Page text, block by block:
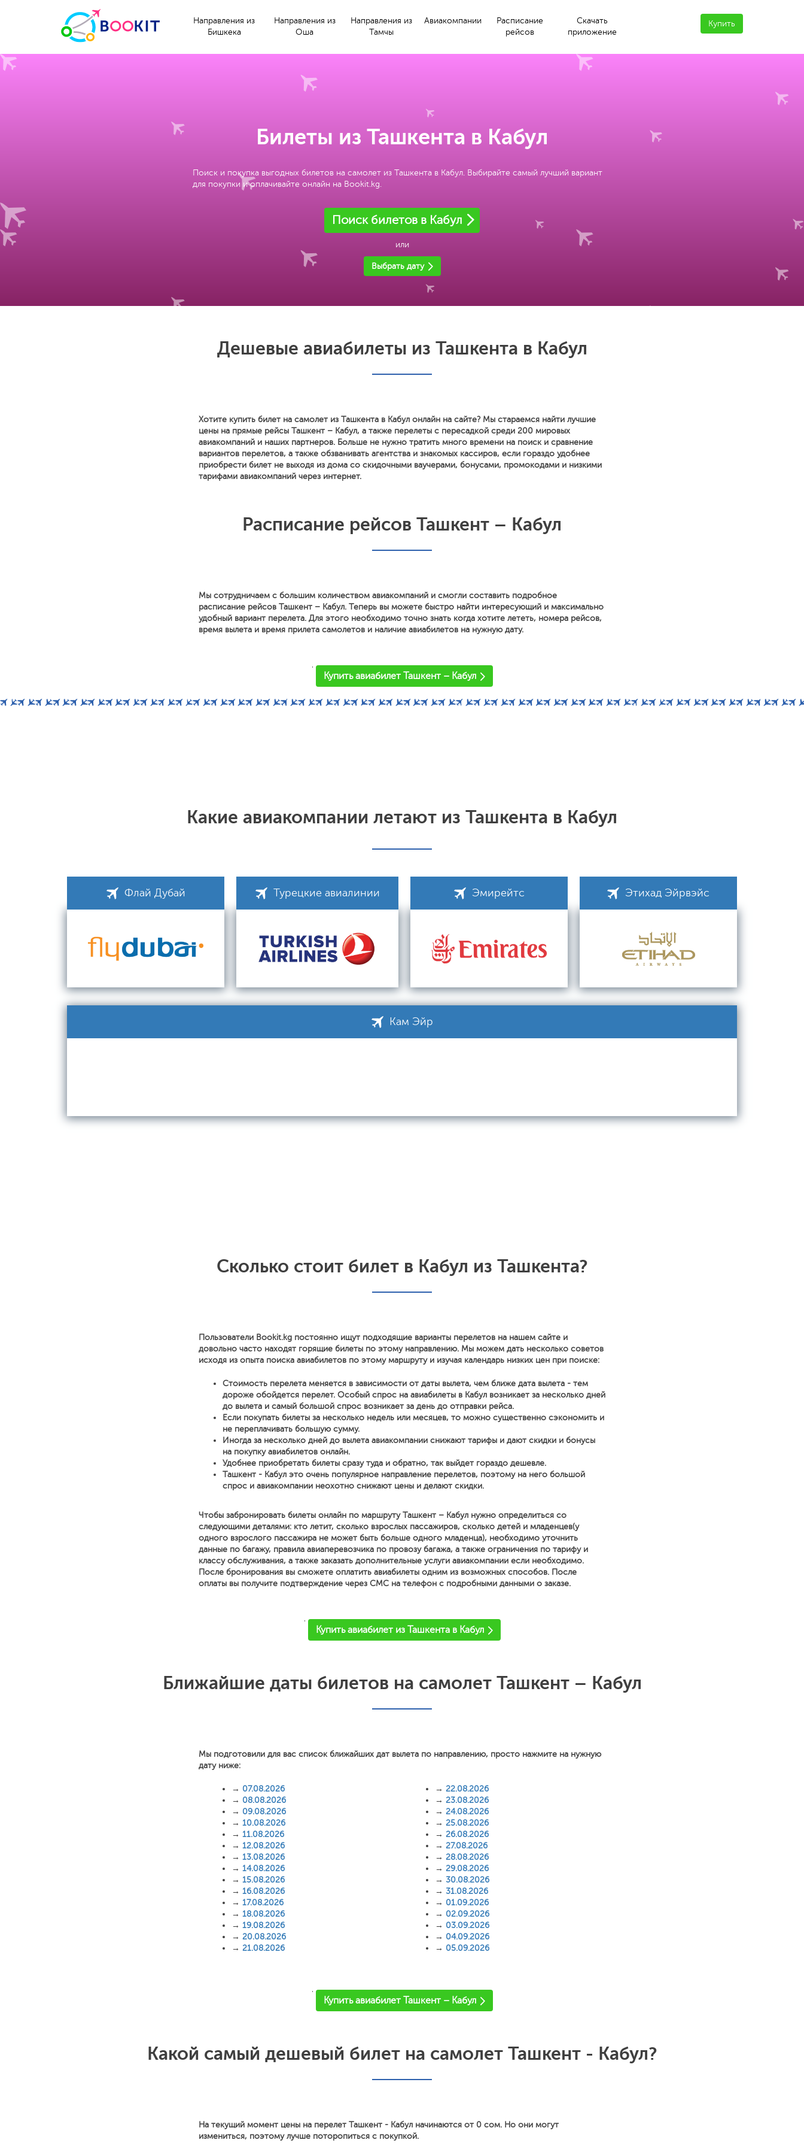
Направления из
Бишкека
Направления из
Оша
Направления из
Тамчы
Авиакомпании
Расписание
рейсов
Скачать
приложение
Купить
Билеты из Ташкента в Кабул
Поиск и покупка выгодных билетов на самолет из Ташкента в Кабул. Выбирайте самый лучший вариант
для покупки и оплачивайте онлайн на Bookit.kg.
Поиск билетов в Кабул
или
Выбрать дату
Дешевые авиабилеты из Ташкента в Кабул
Хотите купить билет на самолет из Ташкента в Кабул онлайн на сайте? Мы стараемся найти лучшие
цены на прямые рейсы Ташкент – Кабул, а также перелеты с пересадкой среди 200 мировых
авиакомпаний и наших партнеров. Больше не нужно тратить много времени на поиск и сравнение
вариантов перелетов, а также обзванивать агентства и знакомых кассиров, если гораздо удобнее
приобрести билет не выходя из дома со скидочными ваучерами, бонусами, промокодами и низкими
тарифами авиакомпаний через интернет.
Расписание рейсов Ташкент – Кабул
Мы сотрудничаем с большим количеством авиакомпаний и смогли составить подробное
расписание рейсов Ташкент – Кабул. Теперь вы можете быстро найти интересующий и максимально
удобный вариант перелета. Для этого необходимо точно знать когда хотите лететь, номера рейсов,
время вылета и время прилета самолетов и наличие авиабилетов на нужную дату.
'
Купить авиабилет Ташкент – Кабул
Какие авиакомпании летают из Ташкента в Кабул
Флай Дубай Турецкие авиалинии Эмирейтс Этихад Эйрвэйс
Кам Эйр
Сколько стоит билет в Кабул из Ташкента?
Пользователи Bookit.kg постоянно ищут подходящие варианты перелетов на нашем сайте и
довольно часто находят горящие билеты по этому направлению. Мы можем дать несколько советов
исходя из опыта поиска авиабилетов по этому маршруту и изучая календарь низких цен при поиске:
Стоимость перелета меняется в зависимости от даты вылета, чем ближе дата вылета - тем
дороже обойдется перелет. Особый спрос на авиабилеты в Кабул возникает за несколько дней
до вылета и самый большой спрос возникает за день до отправки рейса.
Если покупать билеты за несколько недель или месяцев, то можно существенно сэкономить и
не переплачивать большую сумму.
Иногда за несколько дней до вылета авиакомпании снижают тарифы и дают скидки и бонусы
на покупку авиабилетов онлайн.
Удобнее приобретать билеты сразу туда и обратно, так выйдет гораздо дешевле.
Ташкент - Кабул это очень популярное направление перелетов, поэтому на него большой
спрос и авиакомпании неохотно снижают цены и делают скидки.
Чтобы забронировать билеты онлайн по маршруту Ташкент – Кабул нужно определиться со
следующими деталями: кто летит, сколько взрослых пассажиров, сколько детей и младенцев(у
одного взрослого пассажира не может быть больше одного младенца), необходимо уточнить
данные по багажу, правила авиаперевозчика по провозу багажа, а также ограничения по тарифу и
классу обслуживания, а также заказать дополнительные услуги авиакомпании если необходимо.
После бронирования вы сможете оплатить авиабилеты одним из возможных способов. После
оплаты вы получите подтверждение через СМС на телефон с подробными данными о заказе.
'
Купить авиабилет из Ташкента в Кабул
Ближайшие даты билетов на самолет Ташкент – Кабул
Мы подготовили для вас список ближайших дат вылета по направлению, просто нажмите на нужную
дату ниже:
→ 07.08.2026
→ 08.08.2026
→ 09.08.2026
→ 10.08.2026
→ 11.08.2026
→ 12.08.2026
→ 13.08.2026
→ 14.08.2026
→ 15.08.2026
→ 16.08.2026
→ 17.08.2026
→ 18.08.2026
→ 19.08.2026
→ 20.08.2026
→ 21.08.2026
→ 22.08.2026
→ 23.08.2026
→ 24.08.2026
→ 25.08.2026
→ 26.08.2026
→ 27.08.2026
→ 28.08.2026
→ 29.08.2026
→ 30.08.2026
→ 31.08.2026
→ 01.09.2026
→ 02.09.2026
→ 03.09.2026
→ 04.09.2026
→ 05.09.2026
'
Купить авиабилет Ташкент – Кабул
Какой самый дешевый билет на самолет Ташкент - Кабул?
На текущий момент цены на перелет Ташкент - Кабул начинаются от 0 сом. Но они могут
измениться, поэтому лучше поторопиться с покупкой.